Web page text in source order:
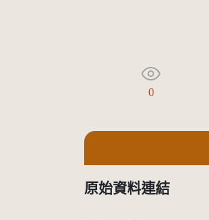
0
原始資料連結